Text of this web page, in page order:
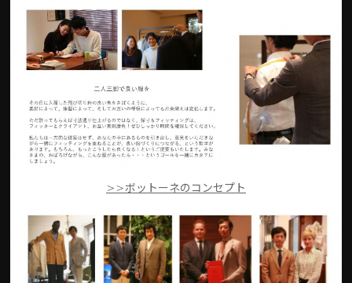
>>ボットーネのコンセプト